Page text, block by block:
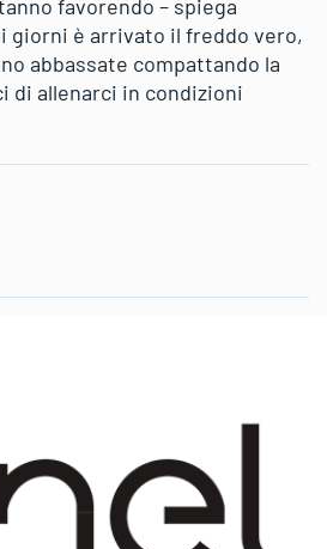
favorendo – spiega
giorni è arrivato il freddo vero,
abbassate compattando la
di allenarci in condizioni